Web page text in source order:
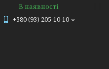
В наявності
+380 (93) 205-10-10